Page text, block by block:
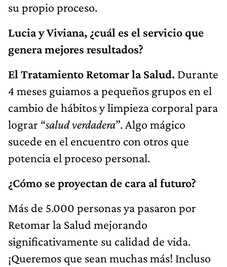
su propio proceso.
Lucia y Viviana, ¿cuál es el servicio que
genera mejores resultados?
El Tratamiento Retomar la Salud. Durante
4 meses guiamos a pequeños grupos en el
cambio de hábitos y limpieza corporal para
lograr “salud verdadera”. Algo mágico
sucede en el encuentro con otros que
potencia el proceso personal.
¿Cómo se proyectan de cara al futuro?
Más de 5.000 personas ya pasaron por
Retomar la Salud mejorando
significativamente su calidad de vida.
¡Queremos que sean muchas más! Incluso